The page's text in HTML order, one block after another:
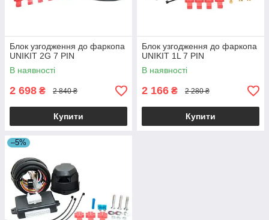
Блок узгодження до фаркопа
UNIKIT 2G 7 PIN
В наявності
2 698 ₴ 2 840 ₴
Купити
Блок узгодження до фаркопа
UNIKIT 1L 7 PIN
В наявності
2 166 ₴ 2 280 ₴
Купити
–5%